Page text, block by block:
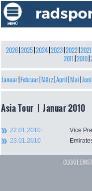
2026| 2025| 2024| 2023| 2022| 2021
2011 2010|
Januar Februar März April Mai Juni
Asia Tour | Januar 2010
22.01.2010 Vice
23.01.2010
COOKIE